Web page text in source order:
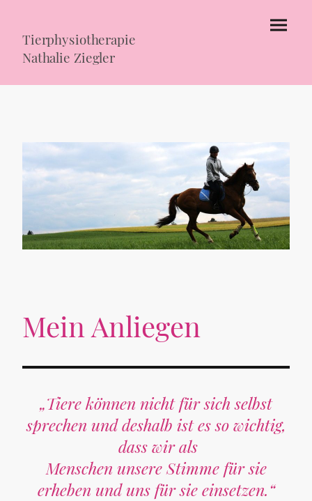
Tierphysiotherapie
Nathalie Ziegler
Mein Anliegen
„Tiere können nicht für sich selbst
sprechen und deshalb ist es so wichtig,
dass wir als
Menschen unsere Stimme für sie
erheben und uns für sie einsetzen.“